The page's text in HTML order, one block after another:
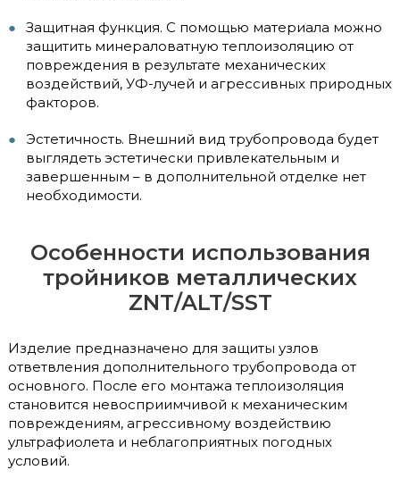
Защитная функция. С помощью материала можно
защитить минераловатную теплоизоляцию от
повреждения в результате механических
воздействий, УФ-лучей и агрессивных природных
факторов.
Эстетичность. Внешний вид трубопровода будет
выглядеть эстетически привлекательным и
завершенным – в дополнительной отделке нет
необходимости.
Особенности использования
тройников металлических
ZNT/ALT/SST
Изделие предназначено для защиты узлов
ответвления дополнительного трубопровода от
основного. После его монтажа теплоизоляция
становится невосприимчивой к механическим
повреждениям, агрессивному воздействию
ультрафиолета и неблагоприятных погодных
условий.